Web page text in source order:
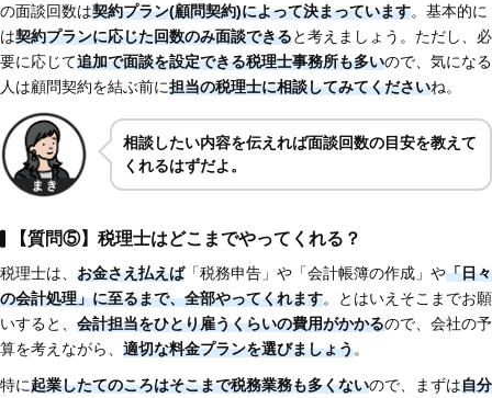
の面談回数は契約プラン(顧問契約)によって決まっています。基本的に
は契約プランに応じた回数のみ面談できると考えましょう。ただし、必
要に応じて追加で面談を設定できる税理士事務所も多いので、気になる
人は顧問契約を結ぶ前に担当の税理士に相談してみてくださいね。
相談したい内容を伝えれば面談回数の目安を教えて
くれるはずだよ。
【質問⑤】税理士はどこまでやってくれる？
税理士は、 お金さえ払えば「税務申告」や「会計帳簿の作成」や「日々
の会計処理」に至るまで、全部やってくれます。とはいえそこまでお願
いすると、 会計担当をひとり雇うくらいの費用がかかるので、会社の予
算を考えながら、 適切な料金プランを選びましょう。
特に起業したてのころはそこまで税務業務も多くないので、まずは自分